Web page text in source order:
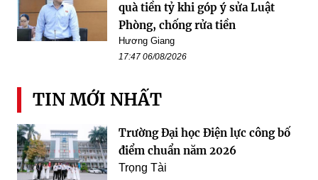
quà tiền tỷ khi góp ý sửa Luật
Phòng, chống rửa tiền
Hương Giang
17:47 06/08/2026
TIN MỚI NHẤT
Trường Đại học Điện lực công bố
điểm chuẩn năm 2026
Trọng Tài